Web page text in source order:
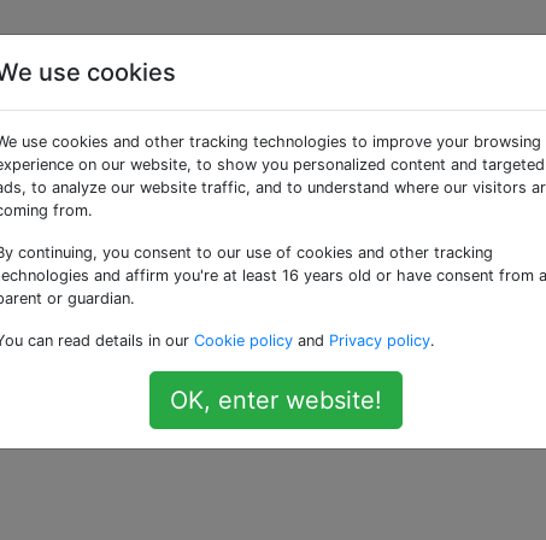
gestore ssh: //
per gestire gli URL SSH. Ad esempio, se lo faccio:
SSH nel terminale. Vorrei invece che questi fossero
di utilizzare iTerm2 per gestire URL ssh: // anziché
Lorin
use cookies
use cookies and other tracking technologies to improve your browsing
on our website, to show you personalized content and targeted
to analyze our website traffic, and to understand where our visitors
from.
continuing, you consent to our use of cookies and other tracking
and affirm you're at least 16 years old or have consent from a
or guardian.
can read details in our Cookie policy and Privacy policy.
OK, enter website!